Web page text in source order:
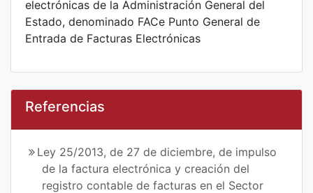
electrónicas de la Administración General del
Estado, denominado FACe Punto General de
Entrada de Facturas Electrónicas
Referencias
Ley 25/2013, de 27 de diciembre, de impulso
de la factura electrónica y creación del
registro contable de facturas en el Sector